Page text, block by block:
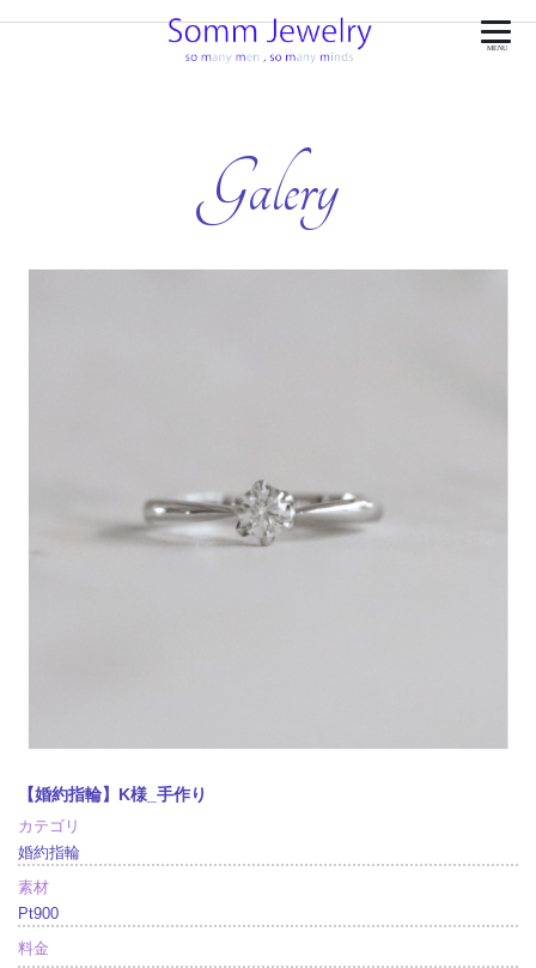
MENU
Galery
【婚約指輪】K様_手作り
カテゴリ
婚約指輪
素材
Pt900
料金